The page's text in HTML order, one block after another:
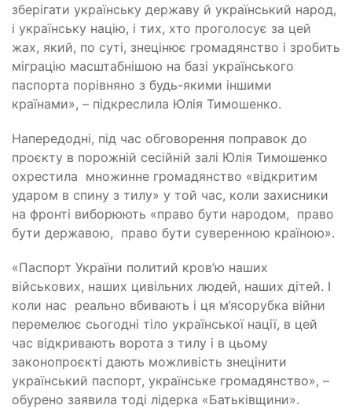
зберігати українську державу й український народ,
і українську націю, і тих, хто проголосує за цей
жах, який, по суті, знецінює громадянство і зробить
міграцію масштабнішою на базі українського
паспорта порівняно з будь-якими іншими
країнами», – підкреслила Юлія Тимошенко.
Напередодні, під час обговорення поправок до
проєкту в порожній сесійній залі Юлія Тимошенко
охрестила множинне громадянство «відкритим
ударом в спину з тилу» у той час, коли захисники
на фронті виборюють «право бути народом, право
бути державою, право бути суверенною країною».
«Паспорт України политий кров’ю наших
військових, наших цивільних людей, наших дітей. І
коли нас реально вбивають і ця м’ясорубка війни
перемелює сьогодні тіло української нації, в цей
час відкривають ворота з тилу і в цьому
законопроєкті дають можливість знецінити
український паспорт, українське громадянство», –
обурено заявила тоді лідерка «Батьківщини».